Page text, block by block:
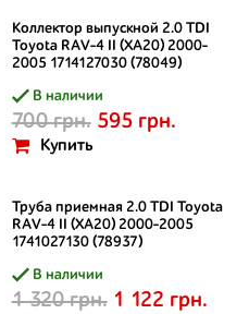
Коллектор выпускной 2.0 TDI
Toyota RAV-4 II (XA20) 2000-
2005 1714127030 (78049)
В наличии
700 грн. 595 грн.
Купить
Труба приемная 2.0 TDI Toyota
RAV-4 II (XA20) 2000-2005
1741027130 (78937)
В наличии
1 320 грн. 1 122 грн.